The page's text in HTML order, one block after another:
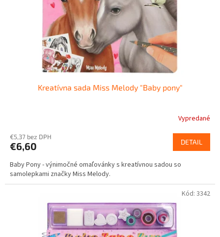
Kreatívna sada Miss Melody "Baby pony"
Vypredané
€5,37 bez DPH
€6,60 DETAIL
Baby Pony - výnimočné omaľovánky s kreatívnou sadou so
samolepkami značky Miss Melody.
Kód: 3342